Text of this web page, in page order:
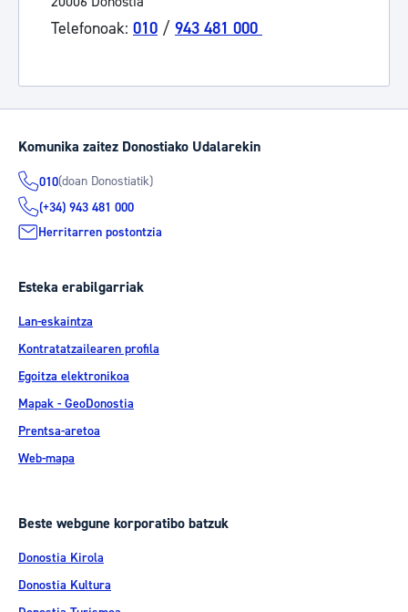
Telefonoak: 010 / 943 481 000
Komunika zaitez Donostiako Udalarekin
010(doan Donostiatik)
(+34) 943 481 000
Herritarren postontzia
Esteka erabilgarriak
Lan-eskaintza
Kontratatzailearen profila
Egoitza elektronikoa
Mapak - GeoDonostia
Prentsa-aretoa
Web-mapa
Beste webgune korporatibo batzuk
Donostia Kirola
Donostia Kultura